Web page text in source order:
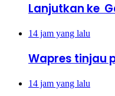
Lanjutkan ke
14 jam yang lalu
Wapres tinjau
14 jam yang lalu